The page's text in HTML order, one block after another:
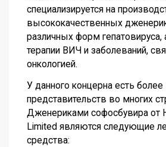
специализируется на
высококачественных
различных форм гепатовируса,
терапии ВИЧ и заболеваний,
онкологией.
У данного концерна есть более
представительств во многих
Дженериками софосбувира от
Limited являются следующие
средства: